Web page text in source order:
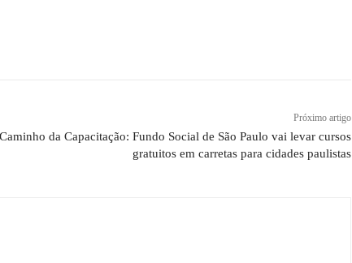
Próximo artigo
Caminho da Capacitação: Fundo Social de São Paulo vai levar cursos
gratuitos em carretas para cidades paulistas